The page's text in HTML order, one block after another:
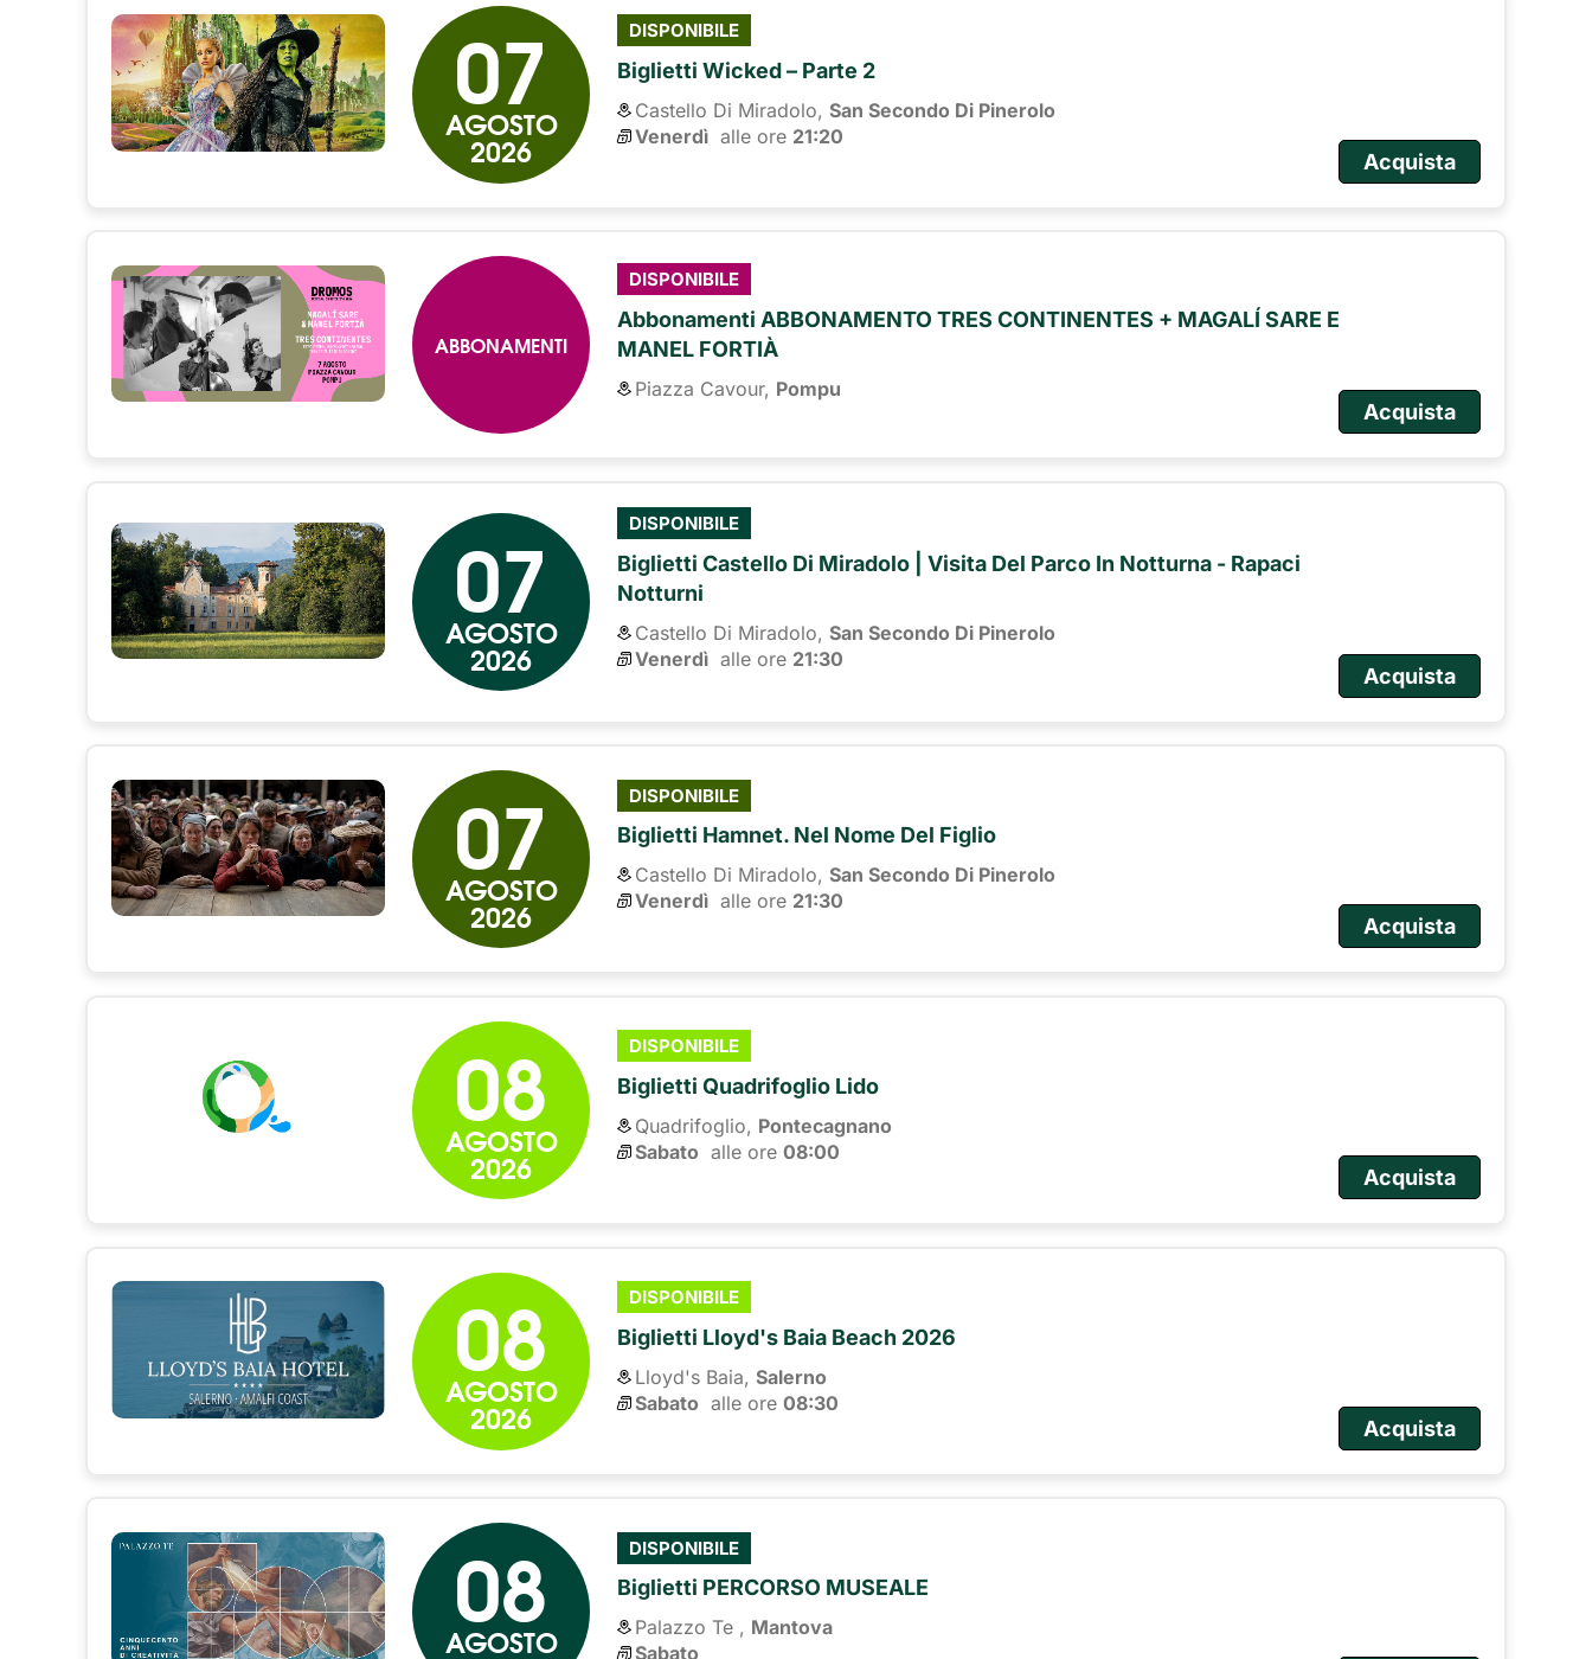
07
AGOSTO
2026
DISPONIBILE
Biglietti Wicked – Parte 2
Castello Di Miradolo, San Secondo Di Pinerolo
Venerdì alle ore 21:20
Acquista
ABBONAMENTI
DISPONIBILE
Abbonamenti ABBONAMENTO TRES CONTINENTES + MAGALÍ SARE E
MANEL FORTIÀ
Piazza Cavour, Pompu
Acquista
07
AGOSTO
2026
DISPONIBILE
Biglietti Castello Di Miradolo | Visita Del Parco In Notturna - Rapaci
Notturni
Castello Di Miradolo, San Secondo Di Pinerolo
Venerdì alle ore 21:30
Acquista
07
AGOSTO
2026
DISPONIBILE
Biglietti Hamnet. Nel Nome Del Figlio
Castello Di Miradolo, San Secondo Di Pinerolo
Venerdì alle ore 21:30
Acquista
08
AGOSTO
2026
DISPONIBILE
Biglietti Quadrifoglio Lido
Quadrifoglio, Pontecagnano
Sabato alle ore 08:00
Acquista
08
AGOSTO
2026
DISPONIBILE
Biglietti Lloyd's Baia Beach 2026
Lloyd's Baia, Salerno
Sabato alle ore 08:30
Acquista
08
AGOSTO
DISPONIBILE
Biglietti PERCORSO MUSEALE
Palazzo Te , Mantova
Sabato